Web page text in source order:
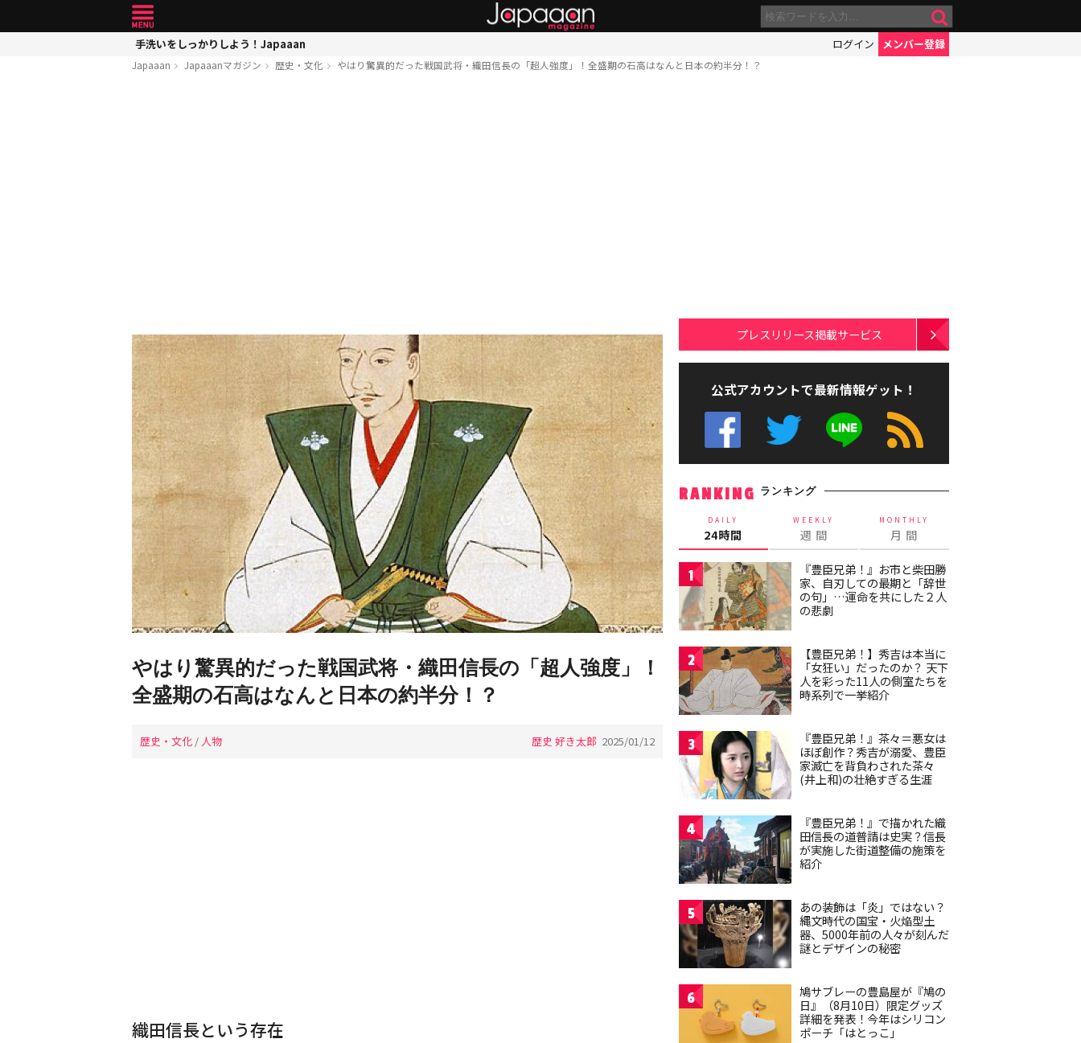
手洗いをしっかりしよう！Japaaan ログイン メンバー登録
Japaaan Japaaanマガジン 歴史・文化 やはり驚異的だった戦国武将・織田信長の「超人強度」！全盛期の石高はなんと日本の約半分！？
やはり驚異的だった戦国武将・織田信長の「超人強度」！
全盛期の石高はなんと日本の約半分！？
歴史・文化 / 人物 歴史 好き太郎 2025/01/12
織田信長という存在
プレスリリース掲載サービス
公式アカウントで最新情報ゲット！
RANKING ランキング
DAILY
24時間
WEEKLY
週 間
MONTHLY
月 間
1
『豊臣兄弟！』お市と柴田勝
家、自刃しての最期と「辞世
の句」…運命を共にした２人
の悲劇
2
【豊臣兄弟！】秀吉は本当に
「女狂い」だったのか？ 天下
人を彩った11人の側室たちを
時系列で一挙紹介
3
『豊臣兄弟！』茶々＝悪女は
ほぼ創作？秀吉が溺愛、豊臣
家滅亡を背負わされた茶々
(井上和)の壮絶すぎる生涯
4
『豊臣兄弟！』で描かれた織
田信長の道普請は史実？信長
が実施した街道整備の施策を
紹介
5
あの装飾は「炎」ではない？
縄文時代の国宝・火焔型土
器、5000年前の人々が刻んだ
謎とデザインの秘密
6
鳩サブレーの豊島屋が『鳩の
日』（8月10日）限定グッズ
詳細を発表！今年はシリコン
ポーチ「はとっこ」